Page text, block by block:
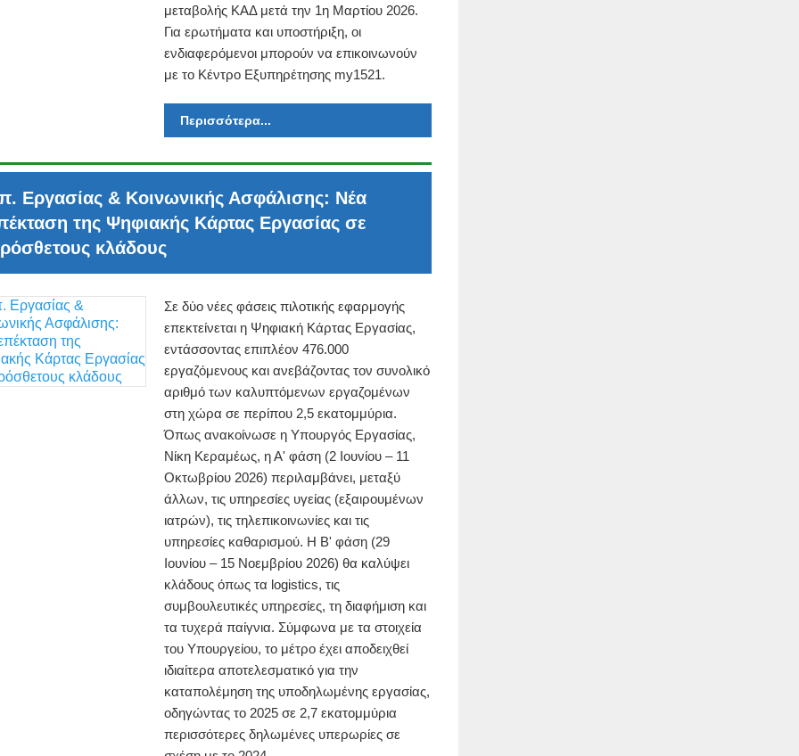
μεταβολής ΚΑΔ μετά την 1η Μαρτίου 2026.
Για ερωτήματα και υποστήριξη, οι
ενδιαφερόμενοι μπορούν να επικοινωνούν
με το Κέντρο Εξυπηρέτησης my1521.
Περισσότερα...
Εργασίας & Κοινωνικής Ασφάλισης: Νέα
της Ψηφιακής Κάρτας Εργασίας σε
κλάδους
Σε δύο νέες φάσεις πιλοτικής εφαρμογής
επεκτείνεται η Ψηφιακή Κάρτας Εργασίας,
εντάσσοντας επιπλέον 476.000
εργαζόμενους και ανεβάζοντας τον συνολικό
αριθμό των καλυπτόμενων εργαζομένων
στη χώρα σε περίπου 2,5 εκατομμύρια.
Όπως ανακοίνωσε η Υπουργός Εργασίας,
Νίκη Κεραμέως, η Α' φάση (2 Ιουνίου – 11
Οκτωβρίου 2026) περιλαμβάνει, μεταξύ
άλλων, τις υπηρεσίες υγείας (εξαιρουμένων
ιατρών), τις τηλεπικοινωνίες και τις
υπηρεσίες καθαρισμού. Η Β' φάση (29
Ιουνίου – 15 Νοεμβρίου 2026) θα καλύψει
κλάδους όπως τα logistics, τις
συμβουλευτικές υπηρεσίες, τη διαφήμιση και
τα τυχερά παίγνια. Σύμφωνα με τα στοιχεία
του Υπουργείου, το μέτρο έχει αποδειχθεί
ιδιαίτερα αποτελεσματικό για την
καταπολέμηση της υποδηλωμένης εργασίας,
οδηγώντας το 2025 σε 2,7 εκατομμύρια
περισσότερες δηλωμένες υπερωρίες σε